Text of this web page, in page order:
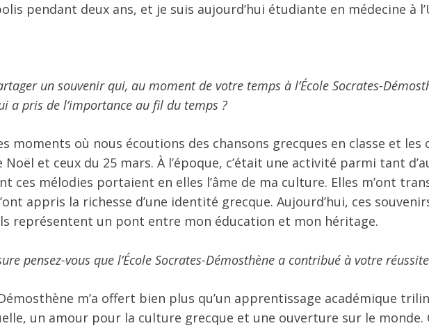
pendant deux ans, et je suis aujourd’hui étudiante en médecine à
un souvenir qui, au moment de votre temps à l’École Socrates-
a pris de l’importance au fil du temps ?
moments où nous écoutions des chansons grecques en classe et
Noël et ceux du 25 mars. À l’époque, c’était une activité parmi tant
ces mélodies portaient en elles l’âme de ma culture. Elles m’ont
appris la richesse d’une identité grecque. Aujourd’hui, ces
représentent un pont entre mon éducation et mon héritage.
pensez-vous que l’École Socrates-Démosthène a contribué à votre
Démosthène m’a offert bien plus qu’un apprentissage académique
un amour pour la culture grecque et une ouverture sur le monde.